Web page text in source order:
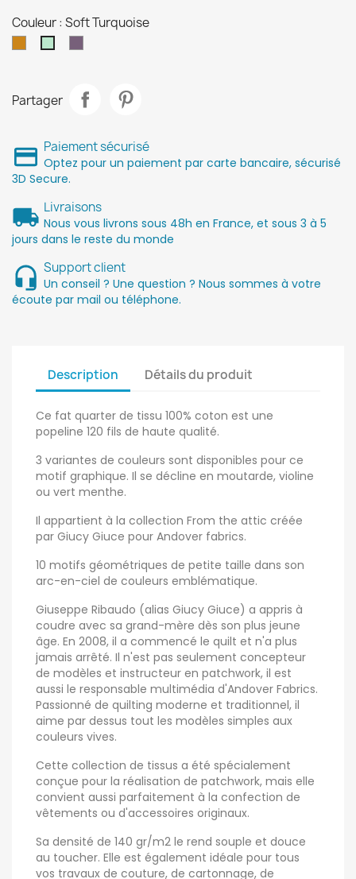
Couleur : Soft Turquoise
Partager
Paiement sécurisé
Optez pour un paiement par carte bancaire, sécurisé
3D Secure.
Livraisons
Nous vous livrons sous 48h en France, et sous 3 à 5
jours dans le reste du monde
Support client
Un conseil ? Une question ? Nous sommes à votre
écoute par mail ou téléphone.
Description Détails du produit
Ce fat quarter de tissu 100% coton est une
popeline 120 fils de haute qualité.
3 variantes de couleurs sont disponibles pour ce
motif graphique. Il se décline en moutarde, violine
ou vert menthe.
Il appartient à la collection From the attic créée
par Giucy Giuce pour Andover fabrics.
10 motifs géométriques de petite taille dans son
arc-en-ciel de couleurs emblématique.
Giuseppe Ribaudo (alias Giucy Giuce) a appris à
coudre avec sa grand-mère dès son plus jeune
âge. En 2008, il a commencé le quilt et n'a plus
jamais arrêté. Il n'est pas seulement concepteur
de modèles et instructeur en patchwork, il est
aussi le responsable multimédia d'Andover Fabrics.
Passionné de quilting moderne et traditionnel, il
aime par dessus tout les modèles simples aux
couleurs vives.
Cette collection de tissus a été spécialement
conçue pour la réalisation de patchwork, mais elle
convient aussi parfaitement à la confection de
vêtements ou d'accessoires originaux.
Sa densité de 140 gr/m2 le rend souple et douce
au toucher. Elle est également idéale pour tous
vos travaux de couture, de cartonnage, de